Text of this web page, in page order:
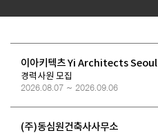
이아키텍츠 Yi Architects Seoul
경력사원 모집
2026.08.07 ~ 2026.09.06
(주)동심원건축사사무소